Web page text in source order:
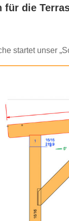
für die
startet unser